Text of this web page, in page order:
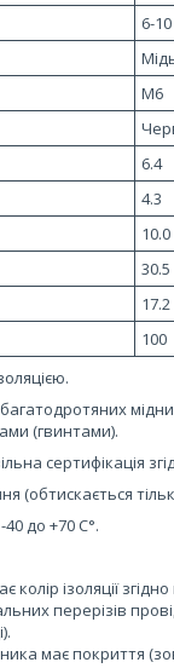
6-10
M6
6.4
4.3
10.0
30.5
17.2
100
(гвинтами).
сертифікація
(обтискається
40 до +70 С°.
колір ізоляції
перерізів
має покриття